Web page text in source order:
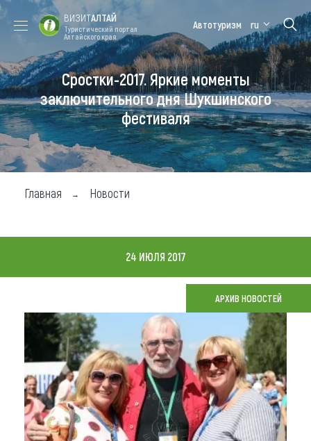
Форум VISIT
ALTAI
Цветение
маральника
Медицинский
форум
Алтайская
зимовка
Туры
Где побывать
Чем заняться
Карта
Что привезти (сувениры)
О регионе
Коллекция впечатлений
Другие рубрики
ВИЗИТАЛТАЙ
Туристический портал
Алтайского края
Автотуризм ru
Сростки-2017. Яркие моменты
заключительного дня Шукшинского
фестиваля
Главная Новости
24 ИЮЛЯ 2017
АРХИВ НОВОСТЕЙ